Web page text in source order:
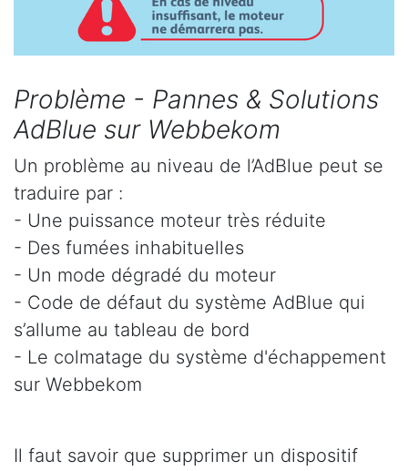
Problème - Pannes & Solutions
AdBlue sur Webbekom
Un problème au niveau de l’AdBlue peut se
traduire par :
- Une puissance moteur très réduite
- Des fumées inhabituelles
- Un mode dégradé du moteur
- Code de défaut du système AdBlue qui
s’allume au tableau de bord
- Le colmatage du système d'échappement
sur Webbekom
Il faut savoir que supprimer un dispositif